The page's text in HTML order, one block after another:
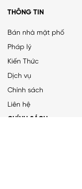
THÔNG TIN
Bán nhà mặt phố
Pháp lý
Kiến Thức
Dịch vụ
Chính sách
Liên hệ
CHÍNH SÁCH